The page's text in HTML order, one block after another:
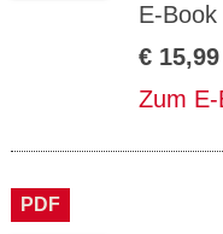
E-
€
Zum
PDF